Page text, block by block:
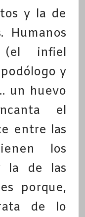
y la de
Humanos
(el infiel
y
un huevo
el
entre las
los
la de las
porque,
de lo